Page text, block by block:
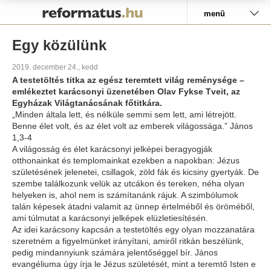
menü
Egy közülünk
2019. december 24., kedd
A testetöltés titka az egész teremtett világ reménysége –
emlékeztet karácsonyi üzenetében Olav Fykse Tveit, az
Egyházak Világtanácsának főtitkára.
„Minden általa lett, és nélküle semmi sem lett, ami létrejött.
Benne élet volt, és az élet volt az emberek világossága.” János
1,3-4
A világosság és élet karácsonyi jelképei beragyogják
otthonainkat és templomainkat ezekben a napokban: Jézus
születésének jelenetei, csillagok, zöld fák és kicsiny gyertyák. De
szembe találkozunk velük az utcákon és tereken, néha olyan
helyeken is, ahol nem is számítanánk rájuk. A szimbólumok
talán képesek átadni valamit az ünnep értelméből és öröméből,
ami túlmutat a karácsonyi jelképek elüzletiesítésén.
Az idei karácsony kapcsán a testetöltés egy olyan mozzanatára
szeretném a figyelmünket irányítani, amiről ritkán beszélünk,
pedig mindannyiunk számára jelentőséggel bír. János
evangéliuma úgy írja le Jézus születését, mint a teremtő Isten e